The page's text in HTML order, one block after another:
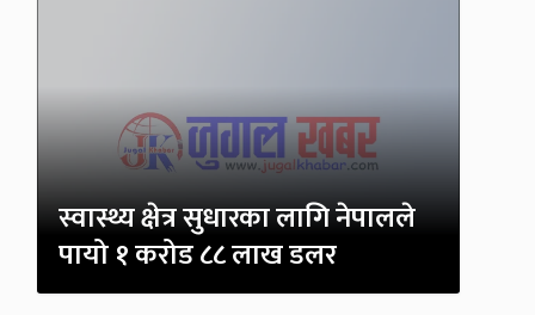
स्वास्थ्य क्षेत्र सुधारका लागि नेपालले
पायो १ करोड ८८ लाख डलर